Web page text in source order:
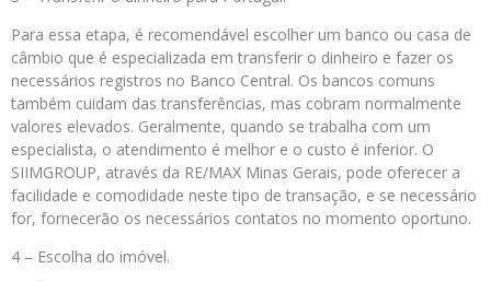
Para essa etapa, é recomendável escolher um banco ou casa de
câmbio que é especializada em transferir o dinheiro e fazer os
necessários registros no Banco Central. Os bancos comuns
também cuidam das transferências, mas cobram normalmente
valores elevados. Geralmente, quando se trabalha com um
especialista, o atendimento é melhor e o custo é inferior. O
SIIMGROUP, através da RE/MAX Minas Gerais, pode oferecer a
facilidade e comodidade neste tipo de transação, e se necessário
for, fornecerão os necessários contatos no momento oportuno.
4 – Escolha do imóvel.